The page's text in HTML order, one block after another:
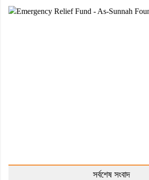
সর্বশেষ সংবাদ